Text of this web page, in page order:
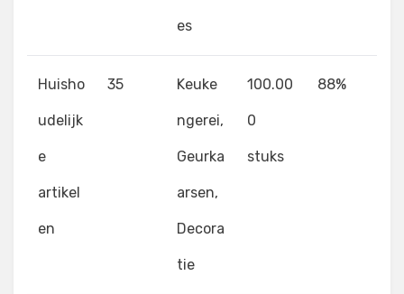
es
Huisho
udelijk
e
artikel
en
35 Keuke
ngerei,
Geurka
arsen,
Decora
tie
100.00
0
stuks
88%